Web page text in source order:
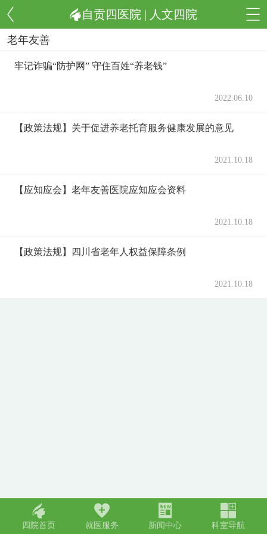
自贡四医院 | 人文四院
老年友善
牢记诈骗“防护网” 守住百姓“养老钱”
2022.06.10
【政策法规】关于促进养老托育服务健康发展的意见
2021.10.18
【应知应会】老年友善医院应知应会资料
2021.10.18
【政策法规】四川省老年人权益保障条例
2021.10.18
󢀁
四院首页
󢀂
就医服务
󢀃
新闻中心
󢀄
科室导航